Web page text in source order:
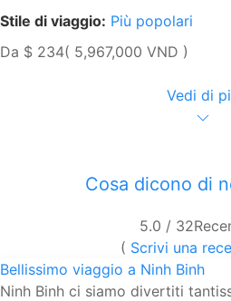
Stile di viaggio: Più popolari
Da $ 234( 5,967,000 VND )
Vedi di
Cosa dicono di
5.0 / 32
( Scrivi una
Bellissimo viaggio a Ninh Binh
Ninh Binh ci siamo divertiti